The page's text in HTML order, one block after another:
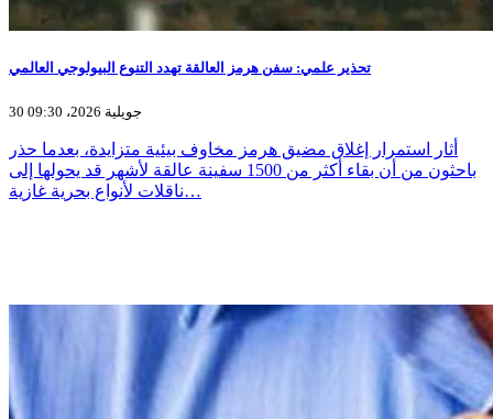
تحذير علمي: سفن هرمز العالقة تهدد التنوع البيولوجي العالمي
30 جويلية 2026، 09:30
أثار استمرار إغلاق مضيق هرمز مخاوف بيئية متزايدة، بعدما حذر
باحثون من أن بقاء أكثر من 1500 سفينة عالقة لأشهر قد يحولها إلى
ناقلات لأنواع بحرية غازية…